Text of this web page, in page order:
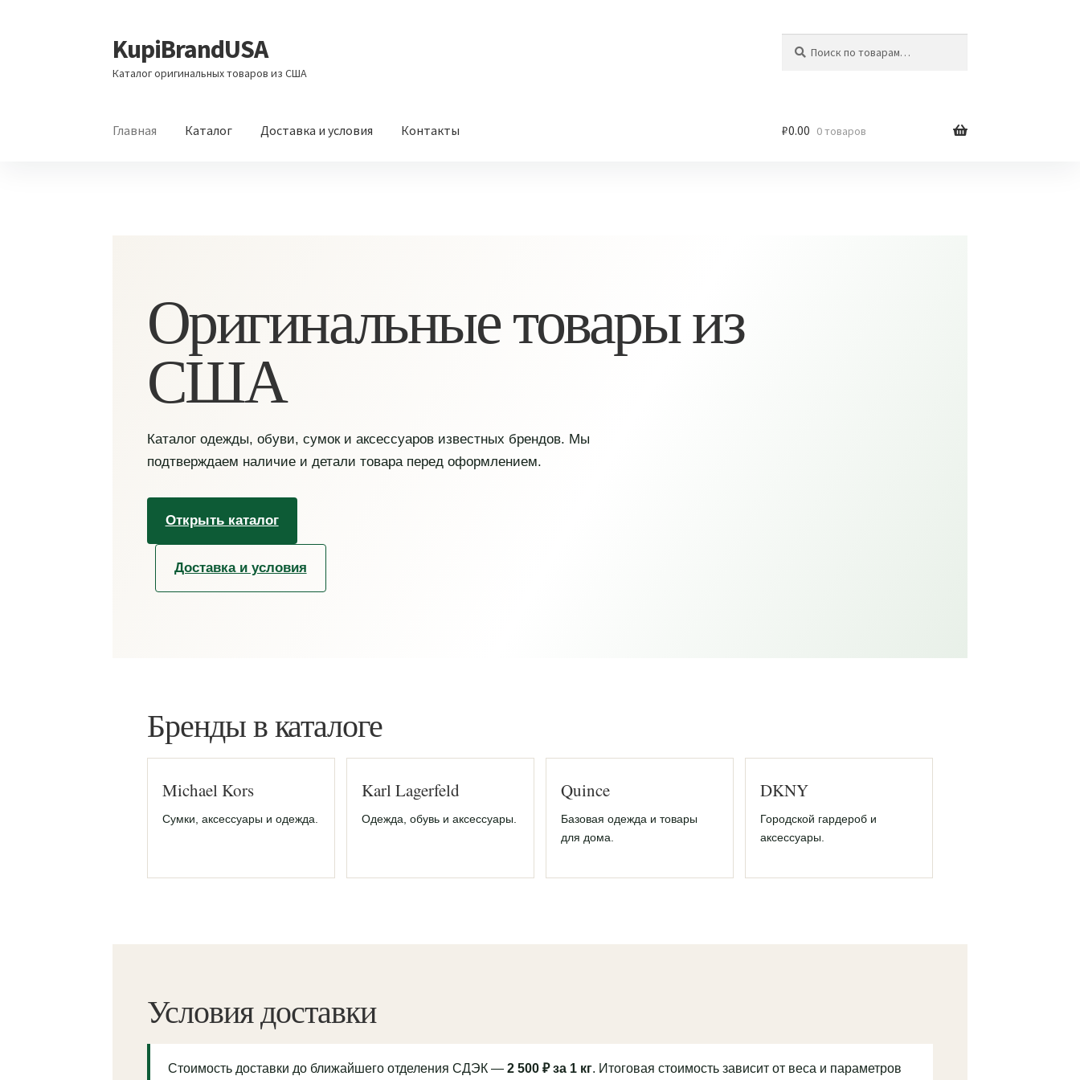
Перейти
к
навигации
Перейти
к
содержимому
KupiBrandUSA
Каталог оригинальных товаров из США
Главная Каталог Доставка и условия Контакты ₽0.00 0 товаров
Оригинальные товары из
США
Каталог одежды, обуви, сумок и аксессуаров известных брендов. Мы
подтверждаем наличие и детали товара перед оформлением.
Открыть каталог
Доставка и условия
Бренды в каталоге
Michael Kors
Сумки, аксессуары и одежда.
Karl Lagerfeld
Одежда, обувь и аксессуары.
Quince
Базовая одежда и товары
для дома.
DKNY
Городской гардероб и
аксессуары.
Условия доставки
Стоимость доставки до ближайшего отделения СДЭК — 2 500 ₽ за 1 кг. Итоговая стоимость зависит от веса и параметров